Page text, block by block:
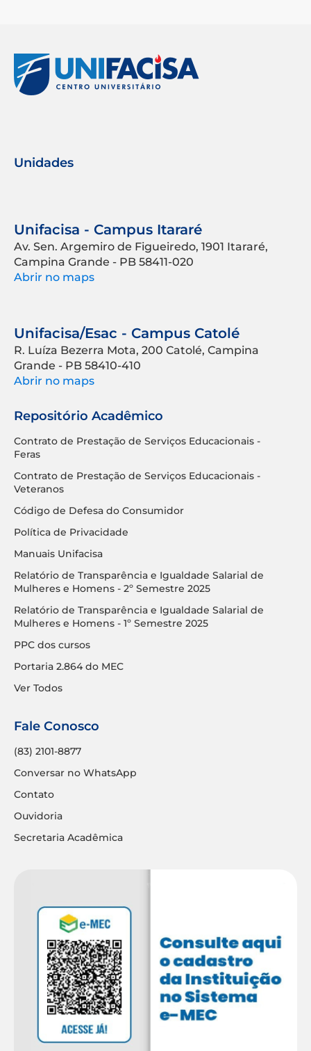
Unidades
Unifacisa - Campus Itararé
Av. Sen. Argemiro de Figueiredo, 1901 Itararé,
Campina Grande - PB 58411-020
Abrir no maps
Unifacisa/Esac - Campus Catolé
R. Luíza Bezerra Mota, 200 Catolé, Campina
Grande - PB 58410-410
Abrir no maps
Repositório Acadêmico
Contrato de Prestação de Serviços Educacionais -
Feras
Contrato de Prestação de Serviços Educacionais -
Veteranos
Código de Defesa do Consumidor
Política de Privacidade
Manuais Unifacisa
Relatório de Transparência e Igualdade Salarial de
Mulheres e Homens - 2º Semestre 2025
Relatório de Transparência e Igualdade Salarial de
Mulheres e Homens - 1º Semestre 2025
PPC dos cursos
Portaria 2.864 do MEC
Ver Todos
Fale Conosco
(83) 2101-8877
Conversar no WhatsApp
Contato
Ouvidoria
Secretaria Acadêmica